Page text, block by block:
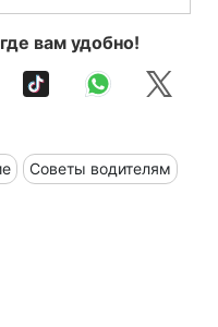
вам удобно!
Советы водителям